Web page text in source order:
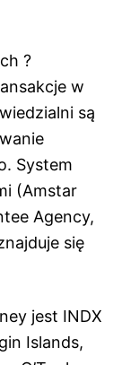
?
w
są
System
(Amstar
Agency,
się
jest INDX
Islands,